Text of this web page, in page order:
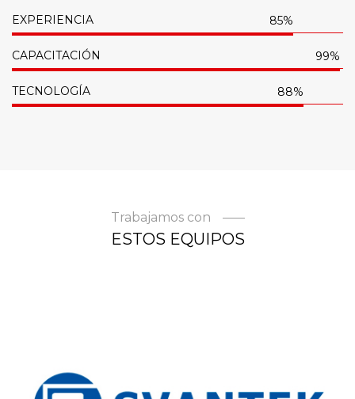
EXPERIENCIA 85%
CAPACITACIÓN 99%
TECNOLOGÍA 88%
Trabajamos con
ESTOS EQUIPOS